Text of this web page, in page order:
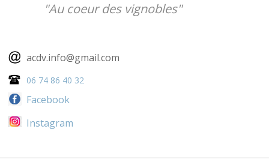
"Au coeur des vignobles"
acdv.info@gmail.com
06 74 86 40 32
Facebook
Instagram